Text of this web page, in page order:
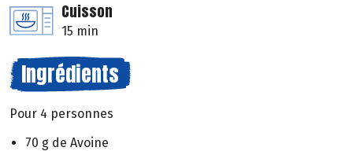
Cuisson
15 min
Ingrédients
Pour 4 personnes
70 g de Avoine